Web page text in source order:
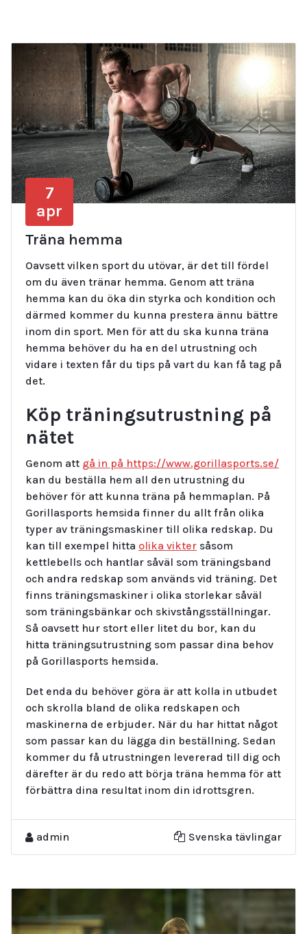
7
apr
Träna hemma
Oavsett vilken sport du utövar, är det till fördel
om du även tränar hemma. Genom att träna
hemma kan du öka din styrka och kondition och
därmed kommer du kunna prestera ännu bättre
inom din sport. Men för att du ska kunna träna
hemma behöver du ha en del utrustning och
vidare i texten får du tips på vart du kan få tag på
det.
Köp träningsutrustning på
nätet
Genom att gå in på https://www.gorillasports.se/
kan du beställa hem all den utrustning du
behöver för att kunna träna på hemmaplan. På
Gorillasports hemsida finner du allt från olika
typer av träningsmaskiner till olika redskap. Du
kan till exempel hitta olika vikter såsom
kettlebells och hantlar såväl som träningsband
och andra redskap som används vid träning. Det
finns träningsmaskiner i olika storlekar såväl
som träningsbänkar och skivstångsställningar.
Så oavsett hur stort eller litet du bor, kan du
hitta träningsutrustning som passar dina behov
på Gorillasports hemsida.
Det enda du behöver göra är att kolla in utbudet
och skrolla bland de olika redskapen och
maskinerna de erbjuder. När du har hittat något
som passar kan du lägga din beställning. Sedan
kommer du få utrustningen levererad till dig och
därefter är du redo att börja träna hemma för att
förbättra dina resultat inom din idrottsgren.
admin Svenska tävlingar